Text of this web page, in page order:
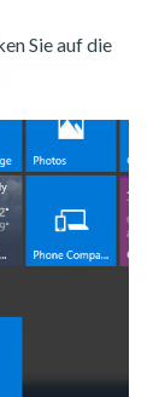
Sie auf die